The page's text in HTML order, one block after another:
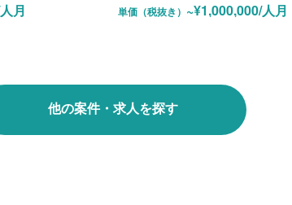
月 単価（税抜き） ~¥1,000,000/人月
他の案件・求人を探す